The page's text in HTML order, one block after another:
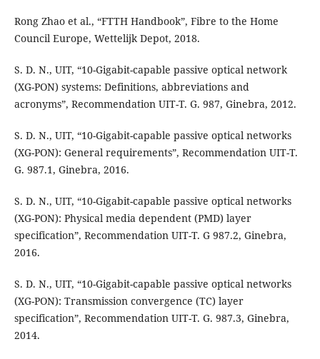
Rong Zhao et al., “FTTH Handbook”, Fibre to the Home
Council Europe, Wettelijk Depot, 2018.
S. D. N., UIT, “10-Gigabit-capable passive optical network
(XG-PON) systems: Definitions, abbreviations and
acronyms”, Recommendation UIT-T. G. 987, Ginebra, 2012.
S. D. N., UIT, “10-Gigabit-capable passive optical networks
(XG-PON): General requirements”, Recommendation UIT-T.
G. 987.1, Ginebra, 2016.
S. D. N., UIT, “10-Gigabit-capable passive optical networks
(XG-PON): Physical media dependent (PMD) layer
specification”, Recommendation UIT-T. G 987.2, Ginebra,
2016.
S. D. N., UIT, “10-Gigabit-capable passive optical networks
(XG-PON): Transmission convergence (TC) layer
specification”, Recommendation UIT-T. G. 987.3, Ginebra,
2014.